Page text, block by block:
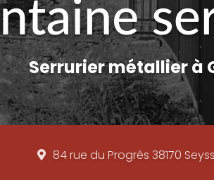
Serrurier métallier à
84 rue du Progrès 38170